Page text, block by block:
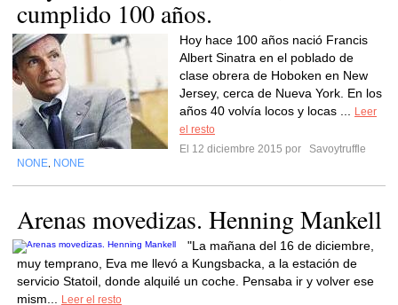
cumplido 100 años.
Hoy hace 100 años nació Francis
Albert Sinatra en el poblado de
clase obrera de Hoboken en New
Jersey, cerca de Nueva York. En los
años 40 volvía locos y locas ...
Leer
el resto
El 12 diciembre 2015 por
Savoytruffle
NONE NONE
Arenas movedizas. Henning Mankell
"La mañana del 16 de diciembre,
muy temprano, Eva me llevó a Kungsbacka, a la estación de
servicio Statoil, donde alquilé un coche. Pensaba ir y volver ese
mism...
Leer el resto